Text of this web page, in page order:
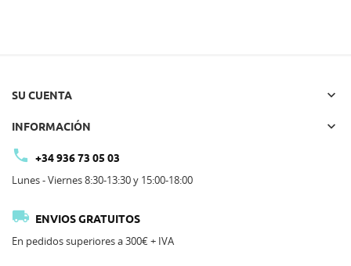
SU CUENTA 
INFORMACIÓN 
 +34 936 73 05 03
Lunes - Viernes 8:30-13:30 y 15:00-18:00
 ENVIOS GRATUITOS
En pedidos superiores a 300€ + IVA